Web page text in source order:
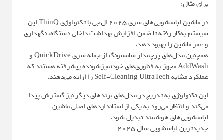
برای مثال:
در ماشین لباسشویی‌های سری 2025 ال‌جی با تکنولوژی ThinQ این
سیستم به‌کار رفته تا ضمن افزایش بهداشت داخلی دستگاه، نگهداری
و عمر ماشین را بهبود دهد.
همچنین مدل‌های پرچمدار سامسونگ از جمله سری QuickDrive و
AddWash مجهز به فناوری‌های خودتمیزشونده پیشرفته هستند که
عملکرد مشابه Self-Cleaning UltraTech را ارائه می‌دهند.
این تکنولوژی به تدریج در مدل‌های برندهای دیگر نیز گسترش پیدا
می‌کند و انتظار می‌رود به یکی از استانداردهای اصلی ماشین
لباسشویی‌های هوشمند تبدیل شود.
جدیدترین لباسشویی سال 2025